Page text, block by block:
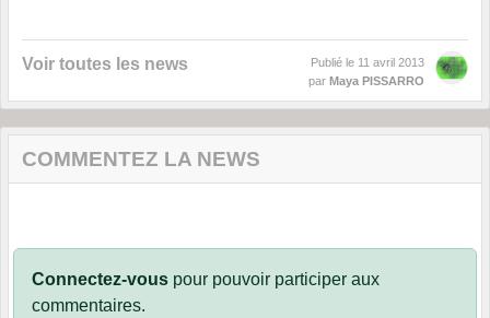
Voir toutes les news Publié le 11 avril 2013
par Maya PISSARRO
COMMENTEZ LA NEWS
Connectez-vous pour pouvoir participer aux
commentaires.